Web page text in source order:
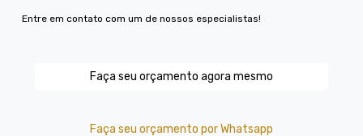
Entre em contato com um de nossos especialistas!
Faça seu orçamento agora mesmo
Faça seu orçamento por Whatsapp